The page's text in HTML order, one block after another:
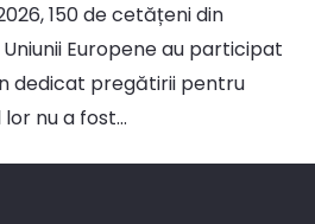
150 de cetățeni din
Europene au participat
dedicat pregătirii pentru
lor nu a fost…